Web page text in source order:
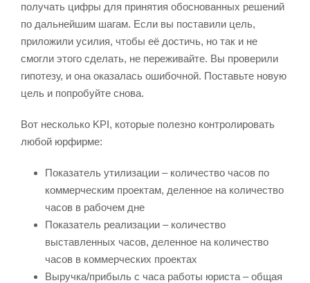
получать цифры для принятия обоснованных решений
по дальнейшим шагам. Если вы поставили цель,
приложили усилия, чтобы её достичь, но так и не
смогли этого сделать, не переживайте. Вы проверили
гипотезу, и она оказалась ошибочной. Поставьте новую
цель и попробуйте снова.
Вот несколько KPI, которые полезно контролировать
любой юрфирме:
Показатель утилизации – количество часов по
коммерческим проектам, деленное на количество
часов в рабочем дне
Показатель реализации – количество
выставленных часов, деленное на количество
часов в коммерческих проектах
Выручка/прибыль с часа работы юриста – общая